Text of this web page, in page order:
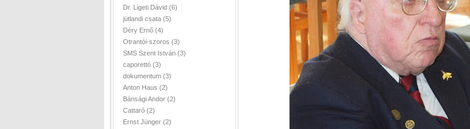
Dr. Ligeti Dávid (6)
jütlandi csata (5)
Déry Ernő (4)
Otrantói-szoros (3)
SMS Szent István (3)
caporettó (3)
dokumentum (3)
Anton Haus (2)
Bánsági Andor (2)
Cattaró (2)
Ernst Jünger (2)